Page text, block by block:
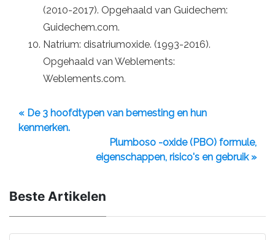
(2010-2017). Opgehaald van Guidechem:
Guidechem.com.
Natrium: disatriumoxide. (1993-2016).
Opgehaald van Weblements:
Weblements.com.
« De 3 hoofdtypen van bemesting en hun
kenmerken.
Plumboso -oxide (PBO) formule,
eigenschappen, risico's en gebruik »
Beste Artikelen